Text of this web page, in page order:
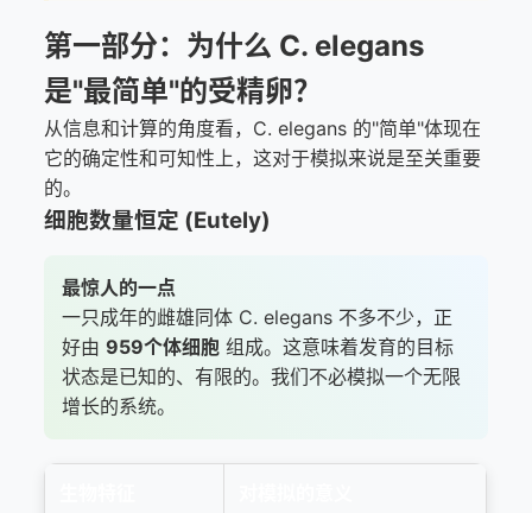
第一部分：为什么 C. elegans
是"最简单"的受精卵？
从信息和计算的角度看，C. elegans 的"简单"体现在
它的确定性和可知性上，这对于模拟来说是至关重要
的。
细胞数量恒定 (Eutely)
最惊人的一点
一只成年的雌雄同体 C. elegans 不多不少，正
好由959个体细胞 组成。这意味着发育的目标
状态是已知的、有限的。我们不必模拟一个无限
增长的系统。